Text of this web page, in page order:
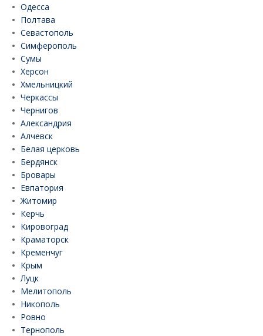
Одесса
Полтава
Севастополь
Симферополь
Сумы
Херсон
Хмельницкий
Черкассы
Чернигов
Александрия
Алчевск
Белая церковь
Бердянск
Бровары
Евпатория
Житомир
Керчь
Кировоград
Краматорск
Кременчуг
Крым
Луцк
Мелитополь
Никополь
Ровно
Тернополь